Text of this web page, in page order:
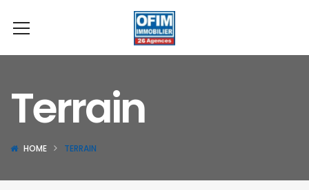
Terrain
HOME TERRAIN